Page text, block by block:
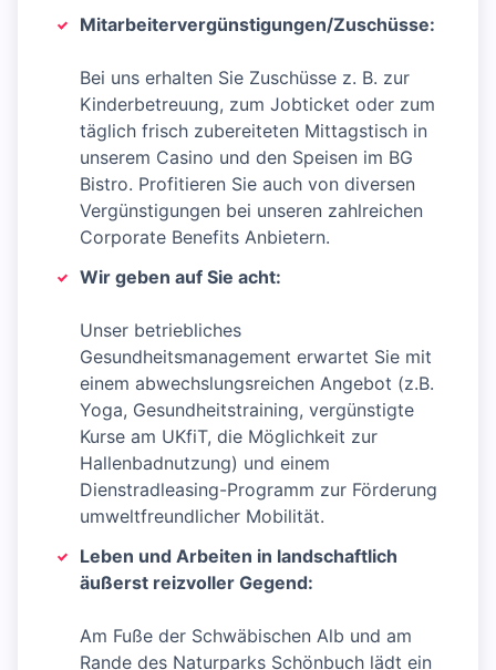
Mitarbeitervergünstigungen/Zuschüsse:
Bei uns erhalten Sie Zuschüsse z. B. zur
Kinderbetreuung, zum Jobticket oder zum
täglich frisch zubereiteten Mittagstisch in
unserem Casino und den Speisen im BG
Bistro. Profitieren Sie auch von diversen
Vergünstigungen bei unseren zahlreichen
Corporate Benefits Anbietern.
Wir geben auf Sie acht:
Unser betriebliches
Gesundheitsmanagement erwartet Sie mit
einem abwechslungsreichen Angebot (z.B.
Yoga, Gesundheitstraining, vergünstigte
Kurse am UKfiT, die Möglichkeit zur
Hallenbadnutzung) und einem
Dienstradleasing-Programm zur Förderung
umweltfreundlicher Mobilität.
Leben und Arbeiten in landschaftlich
äußerst reizvoller Gegend:
Am Fuße der Schwäbischen Alb und am
Rande des Naturparks Schönbuch lädt ein